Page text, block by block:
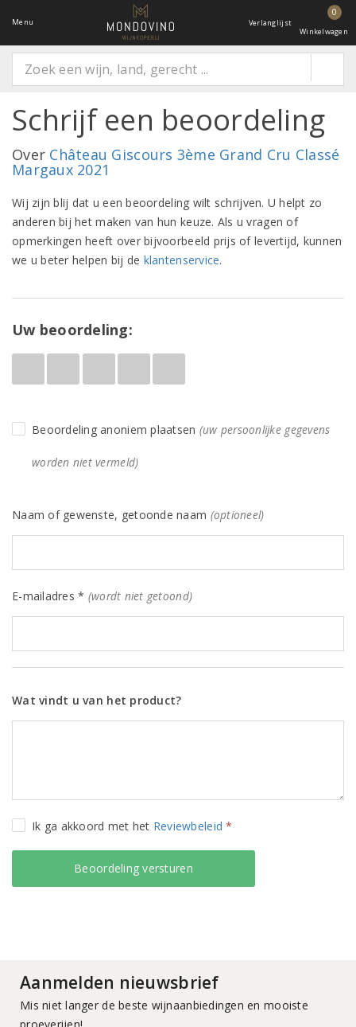
Menu Verlanglijst
0
Winkelwagen
Schrijf een beoordeling
Over Château Giscours 3ème Grand Cru Classé
Margaux 2021
Wij zijn blij dat u een beoordeling wilt schrijven. U helpt zo
anderen bij het maken van hun keuze. Als u vragen of
opmerkingen heeft over bijvoorbeeld prijs of levertijd, kunnen
we u beter helpen bij de klantenservice.
Uw beoordeling:
Beoordeling anoniem plaatsen (uw persoonlijke gegevens
worden niet vermeld)
Naam of gewenste, getoonde naam (optioneel)
E-mailadres * (wordt niet getoond)
Wat vindt u van het product?
Ik ga akkoord met het Reviewbeleid *
Aanmelden nieuwsbrief
Mis niet langer de beste wijnaanbiedingen en mooiste